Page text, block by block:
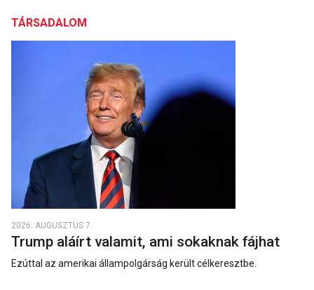
TÁRSADALOM
2026. AUGUSZTUS 7.
Trump aláírt valamit, ami sokaknak fájhat
Ezúttal az amerikai állampolgárság került célkeresztbe.